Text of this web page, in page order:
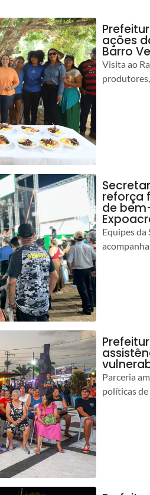
ações
Barro
Visita ao
reforça
de
Equipes
Parceria
políticas